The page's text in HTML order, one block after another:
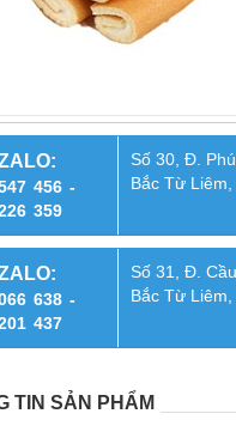
456 -
359
Số 30, Đ.
Bắc Từ
638 -
437
Số 31, Đ.
Bắc Từ
TIN SẢN PHẨM